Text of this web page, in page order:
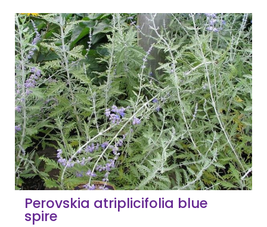
Perovskia atriplicifolia blue
spire